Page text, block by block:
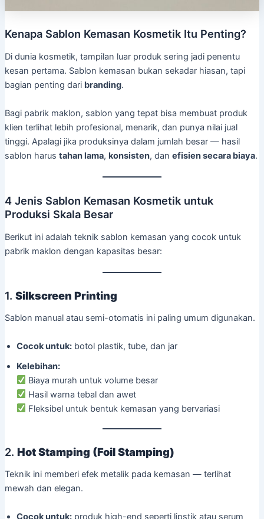
Kenapa Sablon Kemasan Kosmetik Itu Penting?
Di dunia kosmetik, tampilan luar produk sering jadi penentu
kesan pertama. Sablon kemasan bukan sekadar hiasan, tapi
bagian penting dari branding.
Bagi pabrik maklon, sablon yang tepat bisa membuat produk
klien terlihat lebih profesional, menarik, dan punya nilai jual
tinggi. Apalagi jika produksinya dalam jumlah besar — hasil
sablon harus tahan lama, konsisten, dan efisien secara biaya.
4 Jenis Sablon Kemasan Kosmetik untuk
Produksi Skala Besar
Berikut ini adalah teknik sablon kemasan yang cocok untuk
pabrik maklon dengan kapasitas besar:
1. Silkscreen Printing
Sablon manual atau semi-otomatis ini paling umum digunakan.
Cocok untuk:botol plastik, tube, dan jar
Kelebihan:
Biaya murah untuk volume besar
Hasil warna tebal dan awet
Fleksibel untuk bentuk kemasan yang bervariasi
2. Hot Stamping (Foil Stamping)
Teknik ini memberi efek metalik pada kemasan — terlihat
mewah dan elegan.
Cocok untuk:produk high-end seperti lipstik atau serum